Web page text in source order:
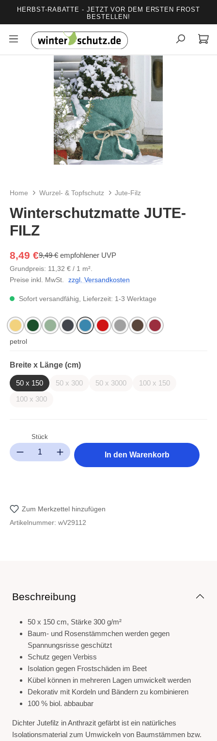
springen
HERBST-RABATTE - JETZT VOR DEM ERSTEN FROST
BESTELLEN!
Bildergalerie überspringen
Home Wurzel- & Topfschutz Jute-Filz
Winterschutzmatte JUTE-
FILZ
8,49 €9,49 € empfohlener UVP
Grundpreis: 11,32 € / 1 m².
Preise inkl. MwSt.
zzgl. Versandkosten
Sofort versandfähig, Lieferzeit: 1-3 Werktage
Breite x Länge (cm)auswählen
50 x 150 50 x 300(Diese Option ist zurzeit nicht verfügbar.)
50 x 3000(Diese Option ist zurzeit nicht
100 x 150(Diese Option ist
100 x 300(Diese Option ist zurzeit nicht verfügbar.)
naturgrünschilfgrün
anthrazit
petrolrot graubraunwaldbeere
Produkt Anzahl: Gib den gewünschten Wert ein oder benutze die
Stück
In den Warenkorb
Zum Merkzettel hinzufügen
Artikelnummer: wV29112
Beschreibung
50 x 150 cm, Stärke 300 g/m²
Baum- und Rosenstämmchen werden gegen
Spannungsrisse geschützt
Schutz gegen Verbiss
Isolation gegen Frostschäden im Beet
Kübel können in mehreren Lagen umwickelt werden
Dekorativ mit Kordeln und Bändern zu kombinieren
100 % biol. abbaubar
Dichter Jutefilz in Anthrazit gefärbt ist ein natürliches
Isolationsmaterial zum Umwickeln von Baumstämmen bzw.